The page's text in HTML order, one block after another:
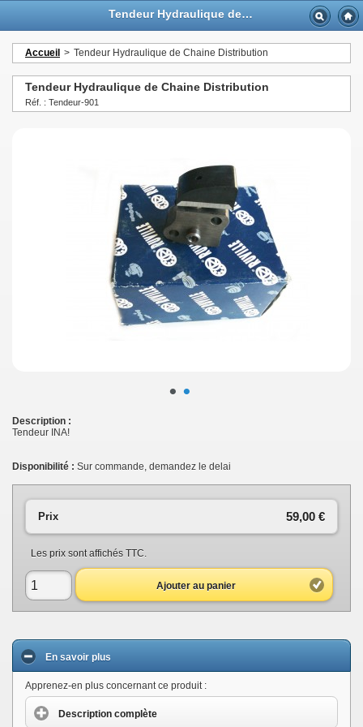
Tendeur Hydraulique de Chaine Distribution - GTTurbo-online
Accueil > Tendeur Hydraulique de Chaine Distribution
Tendeur Hydraulique de Chaine Distribution
Réf. : Tendeur-901
• •
Description :
Tendeur INA!
Disponibilité : Sur commande, demandez le delai
59,00 €
Prix
Les prix sont affichés TTC.
Ajouter au panier
En savoir plus
Apprenez-en plus concernant ce produit :
Description complète